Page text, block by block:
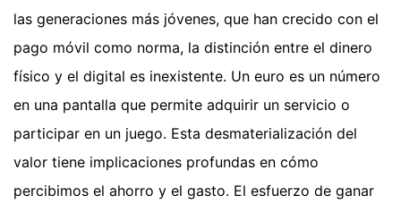
las generaciones más jóvenes, que han crecido con el
pago móvil como norma, la distinción entre el dinero
físico y el digital es inexistente. Un euro es un número
en una pantalla que permite adquirir un servicio o
participar en un juego. Esta desmaterialización del
valor tiene implicaciones profundas en cómo
percibimos el ahorro y el gasto. El esfuerzo de ganar